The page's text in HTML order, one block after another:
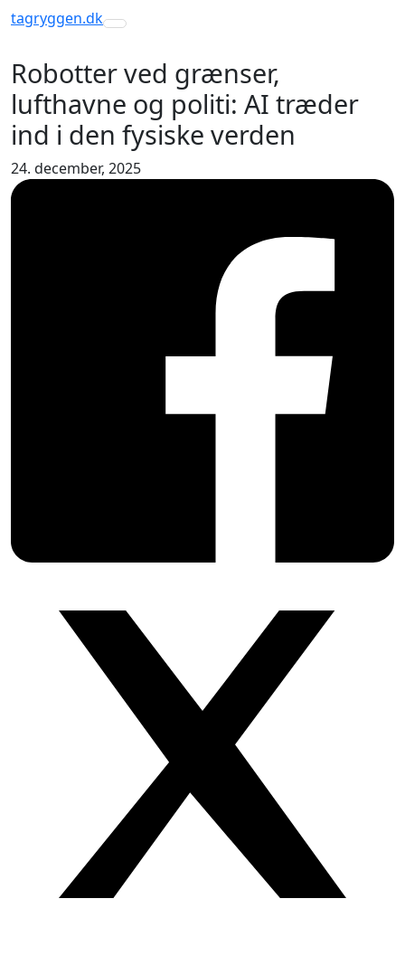
tagryggen.dk
Toggle navigation
Robotter ved grænser,
lufthavne og politi: AI træder
ind i den fysiske verden
24. december, 2025